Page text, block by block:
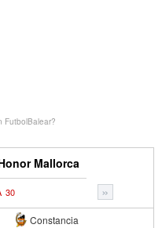
FutbolBalear?
Mallorca
»
30
Constancia